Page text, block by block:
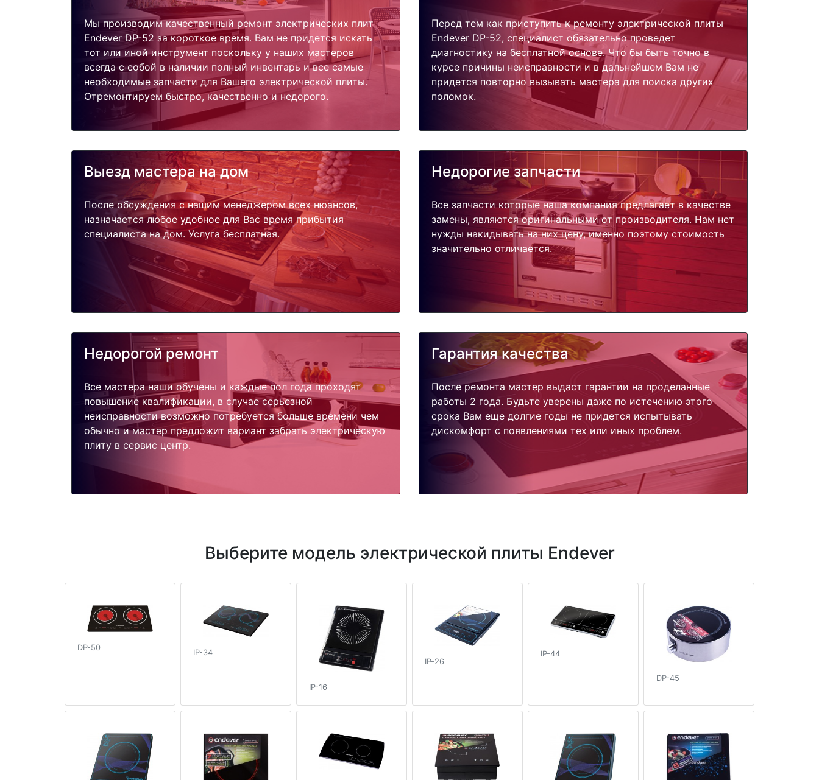
Мы производим качественный ремонт электрических плит
Endever DP-52 за короткое время. Вам не придется искать
тот или иной инструмент поскольку у наших мастеров
всегда с собой в наличии полный инвентарь и все самые
необходимые запчасти для Вашего электрической плиты.
Отремонтируем быстро, качественно и недорого.
Перед тем как приступить к ремонту электрической плиты
Endever DP-52, специалист обязательно проведет
диагностику на бесплатной основе. Что бы быть точно в
курсе причины неисправности и в дальнейшем Вам не
придется повторно вызывать мастера для поиска других
поломок.
Выезд мастера на дом
После обсуждения с нашим менеджером всех нюансов,
назначается любое удобное для Вас время прибытия
специалиста на дом. Услуга бесплатная.
Недорогие запчасти
Все запчасти которые наша компания предлагает в качестве
замены, являются оригинальными от производителя. Нам нет
нужды накидывать на них цену, именно поэтому стоимость
значительно отличается.
Недорогой ремонт
Все мастера наши обучены и каждые пол года проходят
повышение квалификации, в случае серьезной
неисправности возможно потребуется больше времени чем
обычно и мастер предложит вариант забрать электрическую
плиту в сервис центр.
Гарантия качества
После ремонта мастер выдаст гарантии на проделанные
работы 2 года. Будьте уверены даже по истечению этого
срока Вам еще долгие годы не придется испытывать
дискомфорт с появлениями тех или иных проблем.
Выберите модель электрической плиты Endever
DP-50
IP-34
IP-16
IP-26
IP-44
DP-45